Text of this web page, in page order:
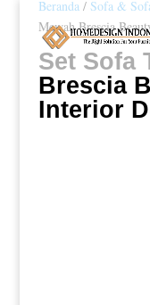
Beranda/ Sofa &
Mewah Brescia
Set Sofa
Brescia
Interior